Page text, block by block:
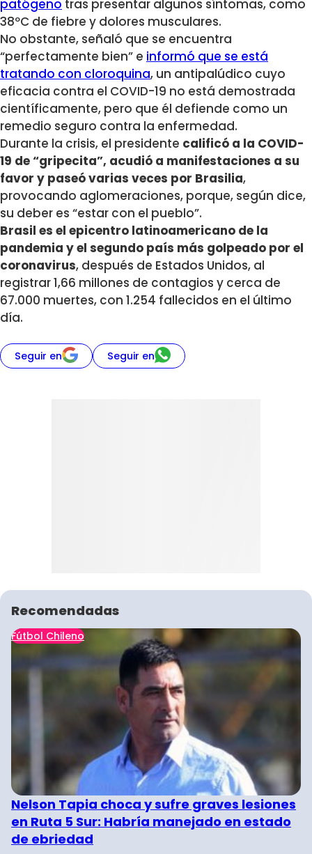
patógeno tras presentar algunos síntomas, como
38ºC de fiebre y dolores musculares.
No obstante, señaló que se encuentra
“perfectamente bien” e informó que se está
tratando con cloroquina, un antipalúdico cuyo
eficacia contra el COVID-19 no está demostrada
científicamente, pero que él defiende como un
remedio seguro contra la enfermedad.
Durante la crisis, el presidente calificó a la COVID-
19 de “gripecita”, acudió a manifestaciones a su
favor y paseó varias veces por Brasilia,
provocando aglomeraciones, porque, según dice,
su deber es “estar con el pueblo”.
Brasil es el epicentro latinoamericano de la
pandemia y el segundo país más golpeado por el
coronavirus, después de Estados Unidos, al
registrar 1,66 millones de contagios y cerca de
67.000 muertes, con 1.254 fallecidos en el último
día.
Seguir en Seguir en
Recomendadas
Fútbol Chileno
Nelson Tapia choca y sufre graves lesiones
en Ruta 5 Sur: Habría manejado en estado
de ebriedad